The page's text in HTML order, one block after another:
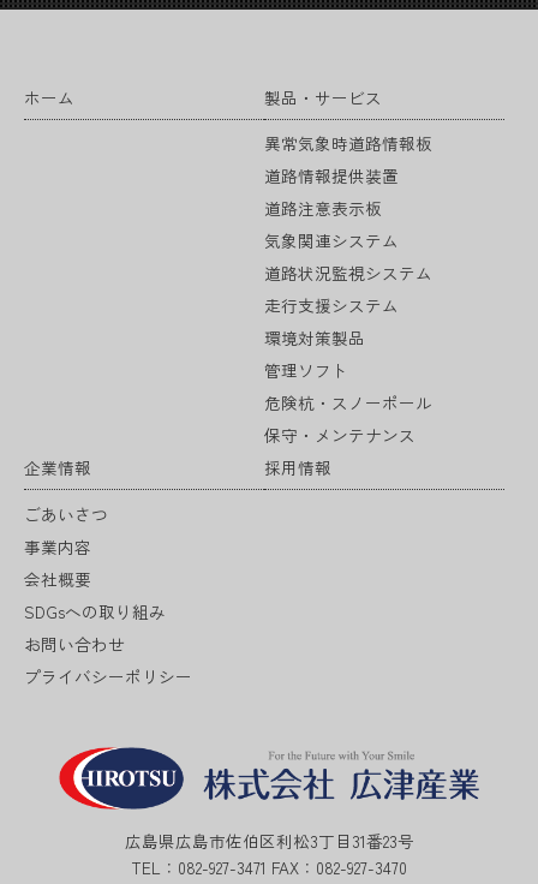
ホーム
製品・サービス
異常気象時道路情報板
道路情報提供装置
道路注意表示板
気象関連システム
道路状況監視システム
走行支援システム
環境対策製品
管理ソフト
危険杭・スノーポール
保守・メンテナンス
企業情報
ごあいさつ
事業内容
会社概要
SDGsへの取り組み
お問い合わせ
プライバシーポリシー
採用情報
広島県広島市佐伯区利松3丁目31番23号
TEL：082-927-3471 FAX：082-927-3470